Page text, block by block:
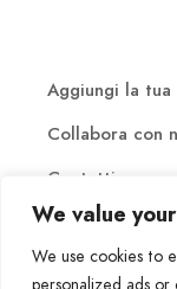
We value
We use cookies to
Aggiungi la
Collabora con
Contatti